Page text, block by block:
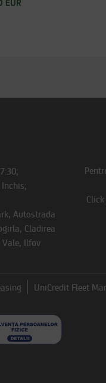
EUR
Autostrada
Cladirea
Ilfov
Click
UniCredit Fleet